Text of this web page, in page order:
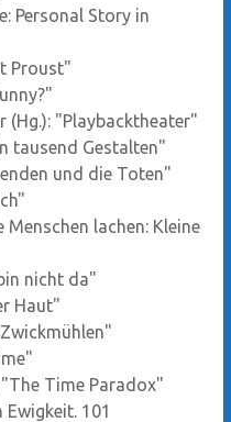
Personal Story in
Proust"
(Hg.): "Playbacktheater"
tausend Gestalten"
und die Toten"
lachen: Kleine
nicht da"
Haut"
Time Paradox"
101